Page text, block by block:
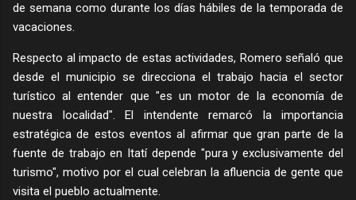
de semana como durante los días hábiles de la temporada de
vacaciones.
Respecto al impacto de estas actividades, Romero señaló que
desde el municipio se direcciona el trabajo hacia el sector
turístico al entender que "es un motor de la economía de
nuestra localidad". El intendente remarcó la importancia
estratégica de estos eventos al afirmar que gran parte de la
fuente de trabajo en Itatí depende "pura y exclusivamente del
turismo", motivo por el cual celebran la afluencia de gente que
visita el pueblo actualmente.